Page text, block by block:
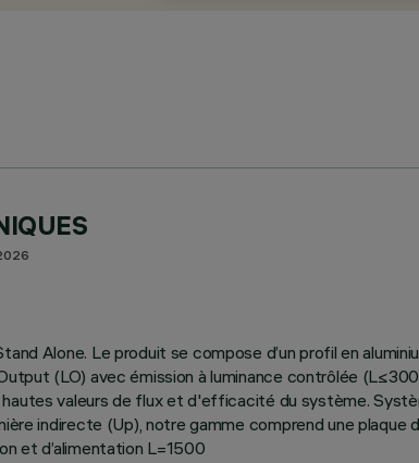
Alone. Le produit se compose d’un profil en
(LO) avec émission à luminance contrôlée
valeurs de flux et d'efficacité du système.
indirecte (Up), notre gamme comprend une
et d’alimentation L=1500